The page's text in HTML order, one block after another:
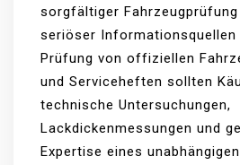
sorgfältiger
seriöser Informationsquellen
Prüfung von offiziellen
und Serviceheften sollten
technische Untersuchungen,
Lackdickenmessungen und
Expertise eines